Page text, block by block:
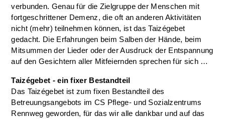
verbunden. Genau für die Zielgruppe der Menschen mit
fortgeschrittener Demenz, die oft an anderen Aktivitäten
nicht (mehr) teilnehmen können, ist das Taizégebet
gedacht. Die Erfahrungen beim Salben der Hände, beim
Mitsummen der Lieder oder der Ausdruck der Entspannung
auf den Gesichtern aller Mitfeiernden sprechen für sich …
Taizégebet - ein fixer Bestandteil
Das Taizégebet ist zum fixen Bestandteil des
Betreuungsangebots im CS Pflege- und Sozialzentrums
Rennweg geworden, für das wir alle dankbar und auf das